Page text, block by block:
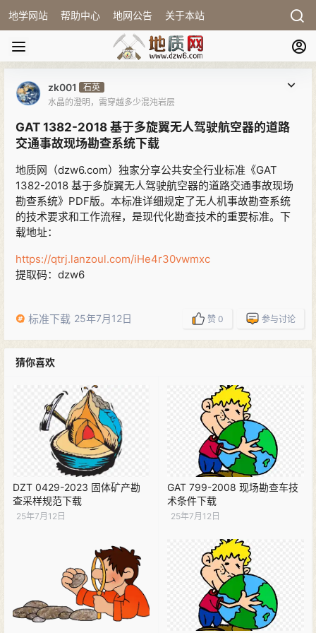
地学网站 帮助中心 地网公告 关于本站
zk001
石英
水晶的澄明，需穿越多少混沌岩层
GAT 1382-2018 基于多旋翼无人驾驶航空器的道路
交通事故现场勘查系统下载
地质网（dzw6.com）独家分享公共安全行业标准《GAT
1382-2018 基于多旋翼无人驾驶航空器的道路交通事故现场
勘查系统》PDF版。本标准详细规定了无人机事故勘查系统
的技术要求和工作流程，是现代化勘查技术的重要标准。下
载地址：
https://qtrj.lanzoul.com/iHe4r30vwmxc
提取码：dzw6
标准下载 25年7月12日 赞 0 参与讨论
猜你喜欢
DZT 0429-2023 固体矿产勘
查采样规范下载
25年7月12日
GAT 799-2008 现场勘查车技
术条件下载
25年7月12日